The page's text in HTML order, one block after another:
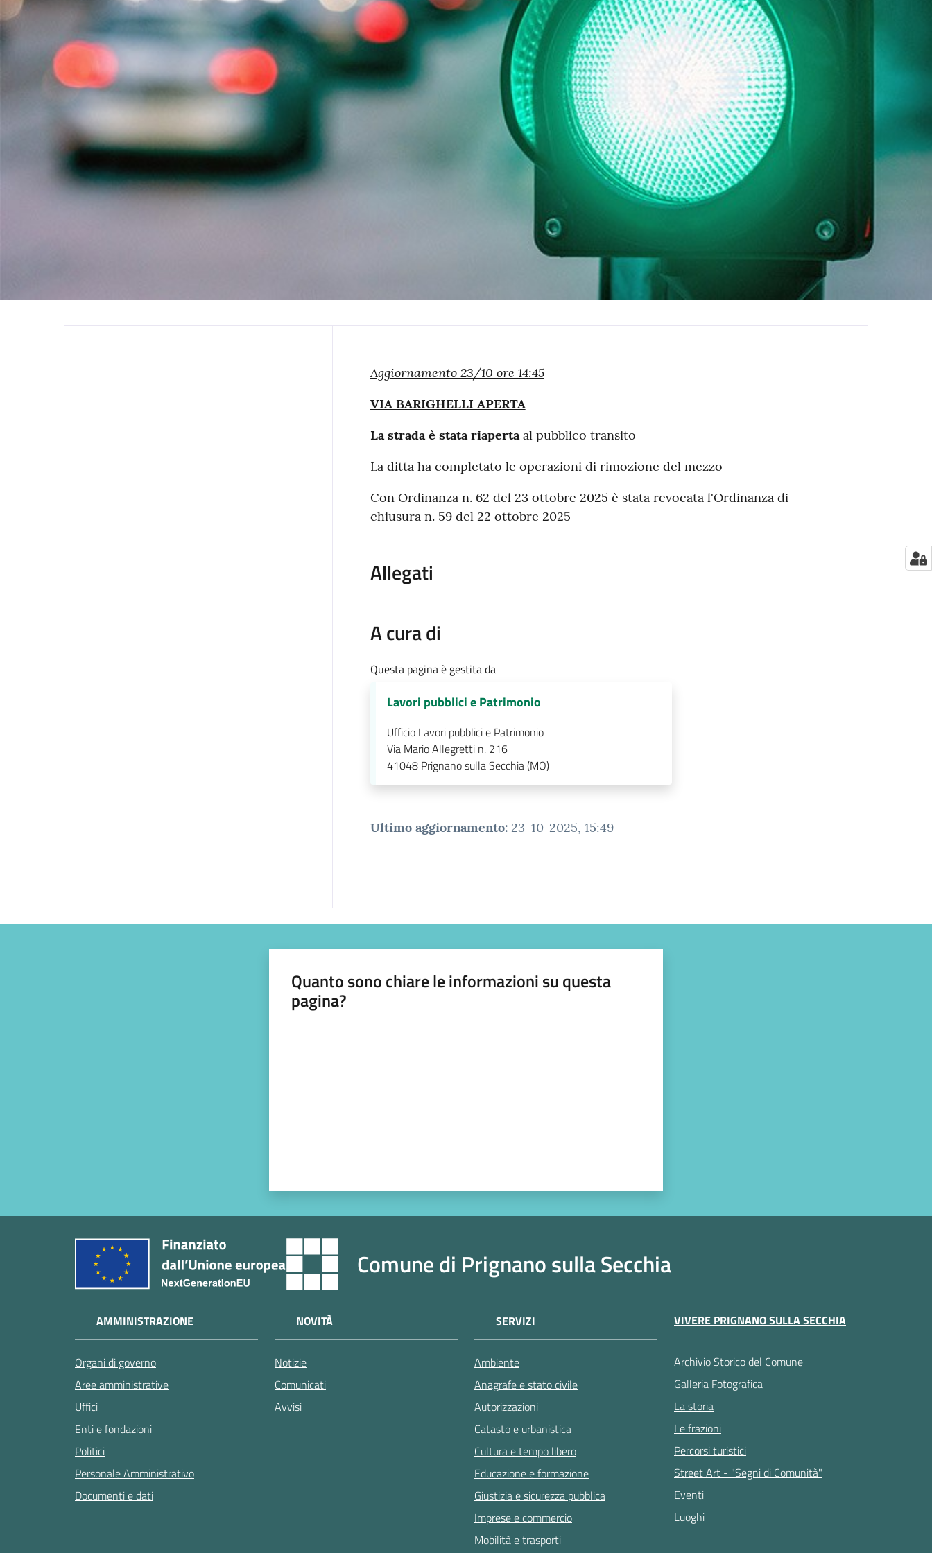
Contenuto
Aggiornamento 23/10 ore 14:45
VIA BARIGHELLI APERTA
La strada è stata riaperta al pubblico transito
La ditta ha completato le operazioni di rimozione del mezzo
Con Ordinanza n. 62 del 23 ottobre 2025 è stata revocata l'Ordinanza di
chiusura n. 59 del 22 ottobre 2025
Allegati
A cura di
Questa pagina è gestita da
Lavori pubblici e Patrimonio
Ufficio Lavori pubblici e Patrimonio
Via Mario Allegretti n. 216
41048 Prignano sulla Secchia (MO)
Ultimo aggiornamento: 23-10-2025, 15:49
Quanto sono chiare le informazioni su questa
pagina?
Comune di Prignano sulla Secchia
AMMINISTRAZIONE
Organi di governo
Aree amministrative
Uffici
Enti e fondazioni
Politici
Personale Amministrativo
Documenti e dati
NOVITÀ
Notizie
Comunicati
Avvisi
SERVIZI
Ambiente
Anagrafe e stato civile
Autorizzazioni
Catasto e urbanistica
Cultura e tempo libero
Educazione e formazione
Giustizia e sicurezza pubblica
Imprese e commercio
Mobilità e trasporti
VIVERE PRIGNANO SULLA SECCHIA
Archivio Storico del Comune
Galleria Fotografica
La storia
Le frazioni
Percorsi turistici
Street Art - "Segni di Comunità"
Eventi
Luoghi